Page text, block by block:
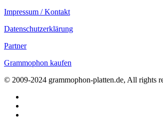
Impressum / Kontakt
Datenschutzerklärung
Partner
Grammophon kaufen
© 2009-2024 grammophon-platten.de, All rights